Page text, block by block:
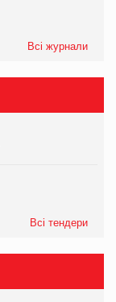
Всі журнали
Всі тендери